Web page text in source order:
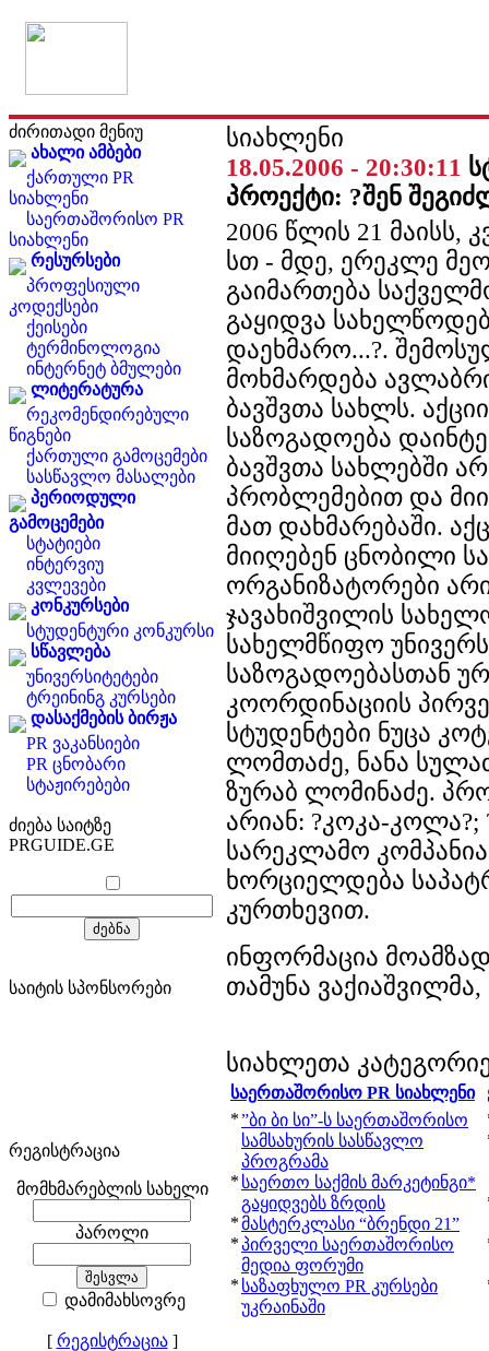
ძირითადი მენიუ
ახალი ამბები
ქართული PR
სიახლენი
საერთაშორისო PR
სიახლენი
რესურსები
პროფესიული
კოდექსები
ქეისები
ტერმინოლოგია
ინტერნეტ ბმულები
ლიტერატურა
რეკომენდირებული
წიგნები
ქართული გამოცემები
სასწავლო მასალები
პერიოდული
გამოცემები
სტატიები
ინტერვიუ
კვლევები
კონკურსები
სტუდენტური კონკურსი
სწავლება
უნივერსიტეტები
ტრეინინგ კურსები
დასაქმების ბირჟა
PR ვაკანსიები
PR ცნობარი
სტაჟირებები
ძიება საიტზე
PRGUIDE.GE
საიტის სპონსორები
რეგისტრაცია
მომხმარებლის სახელი
პაროლი
დამიმახსოვრე
[ რეგისტრაცია]
სიახლენი
18.05.2006 - 20:30:11
პროექტი: ?შენ
2006 წლის 21 მაისს,
სთ - მდე, ერეკლე
გაიმართება
გაყიდვა
დაეხმარო...?.
მოხმარდება
ბავშვთა სახლს.
საზოგადოება
ბავშვთა სახლებში
პრობლემებით და
მათ დახმარებაში.
მიიღებენ ცნობილი
ორგანიზატორები
ჯავახიშვილის
სახელმწიფო
საზოგადოებასთან
კოორდინაციის
სტუდენტები ნუცა
ლომთაძე, ნანა
ზურაბ ლომინაძე.
არიან: ?კოკა-კოლა?;
სარეკლამო კომპანია
ხორციელდება
კურთხევით.
ინფორმაცია
თამუნა
სიახლეთა
საერთაშორისო PR სიახლენი
*”ბი ბი სი”-ს საერთაშორისო
სამსახურის სასწავლო
პროგრამა
* საერთო საქმის მარკეტინგი*
გაყიდვებს ზრდის
*მასტერკლასი “ბრენდი 21”
*პირველი საერთაშორისო
მედია ფორუმი
* საზაფხულო PR კურსები
უკრაინაში